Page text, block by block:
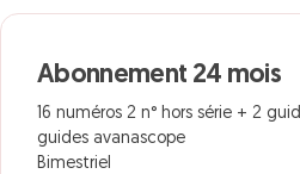
Abonnement 24 mois
16 numéros 2 n° hors série + 2
guides avanascope
Bimestriel